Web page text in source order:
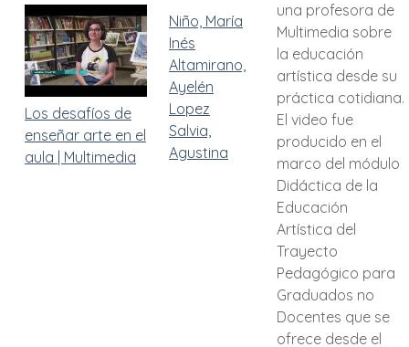
Los desafíos de
enseñar arte en el
aula | Multimedia
Niño, María
Inés
Altamirano,
Ayelén
Lopez
Salvia,
Agustina
una profesora de
Multimedia sobre
la educación
artística desde su
práctica cotidiana.
El video fue
producido en el
marco del módulo
Didáctica de la
Educación
Artística del
Trayecto
Pedagógico para
Graduados no
Docentes que se
ofrece desde el